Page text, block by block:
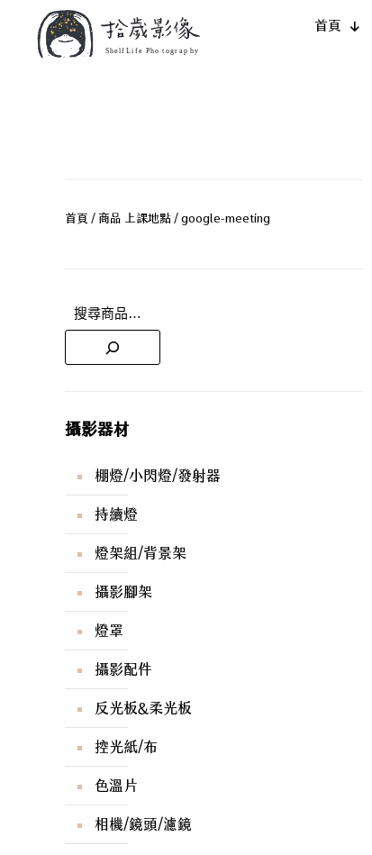
首頁
首頁 / 商品 上課地點 / google-meeting
攝影器材
棚燈/小閃燈/發射器
持續燈
燈架組/背景架
攝影腳架
燈罩
攝影配件
反光板&柔光板
控光紙/布
色溫片
相機/鏡頭/濾鏡